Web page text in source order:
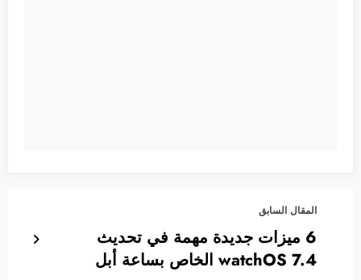
المقال السابق
6 ميزات جديدة مهمة في تحديث
watchOS 7.4 الخاص بساعة أبل